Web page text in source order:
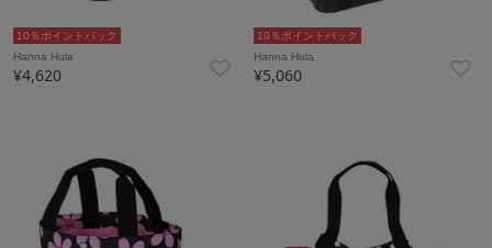
10％ポイントバック
Hanna Hula
¥4,620
10％ポイントバック
Hanna Hula
¥5,060